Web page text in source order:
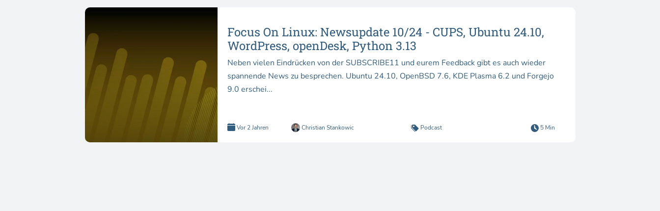
Focus On Linux: Newsupdate 10/24 - CUPS, Ubuntu 24.10,
WordPress, openDesk, Python 3.13
Neben vielen Eindrücken von der SUBSCRIBE11 und eurem Feedback gibt es auch wieder
spannende News zu besprechen. Ubuntu 24.10, OpenBSD 7.6, KDE Plasma 6.2 und Forgejo
9.0 erschei...
Vor 2 Jahren Christian Stankowic Podcast 5 Min